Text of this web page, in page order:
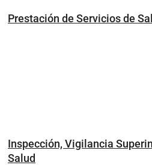
Prestación de Servicios de
Inspección, Vigilancia
Salud